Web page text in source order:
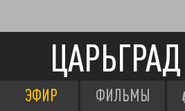
ЦАРЬГРАД
ЭФИР ФИЛЬМЫ